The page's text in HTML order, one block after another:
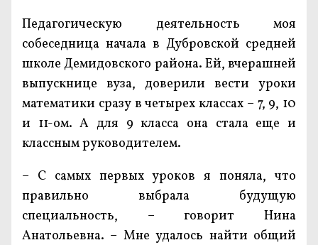
Педагогическую деятельность моя
собеседница начала в Дубровской средней
школе Демидовского района. Ей, вчерашней
выпускнице вуза, доверили вести уроки
математики сразу в четырех классах – 7, 9, 10
и 11-ом. А для 9 класса она стала еще и
классным руководителем.
– С самых первых уроков я поняла, что
правильно выбрала будущую
специальность, – говорит Нина
Анатольевна. – Мне удалось найти общий